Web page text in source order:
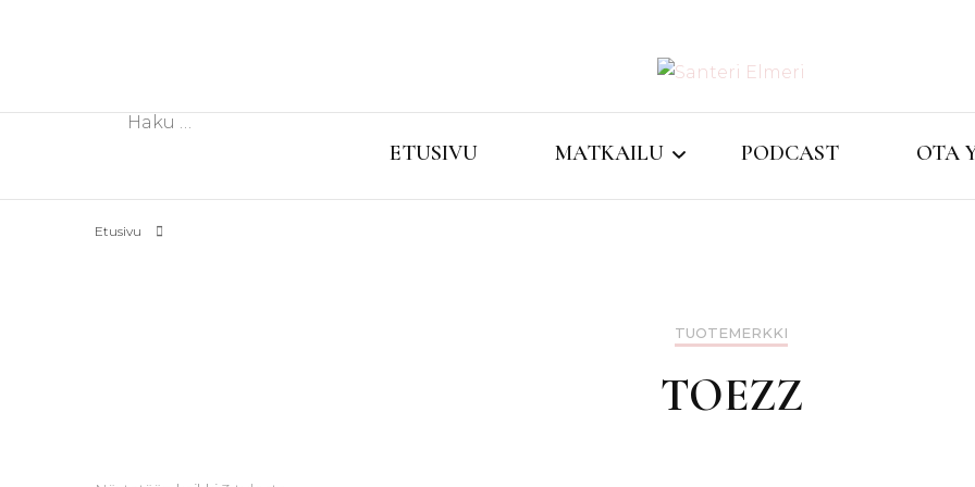
Haku: Santeri
matkablogi reppureissau
ETUSIVU MATKAILU PODCAST OTA
Etusivu
TUOTEMERKKI
TOEZZ